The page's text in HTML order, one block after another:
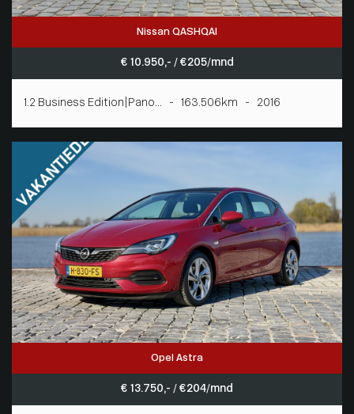
Nissan QASHQAI
€ 10.950,- / € 205/mnd
1.2 Business Edition|Pano... - 163.506km - 2016
Opel Astra
€ 13.750,- / € 204/mnd